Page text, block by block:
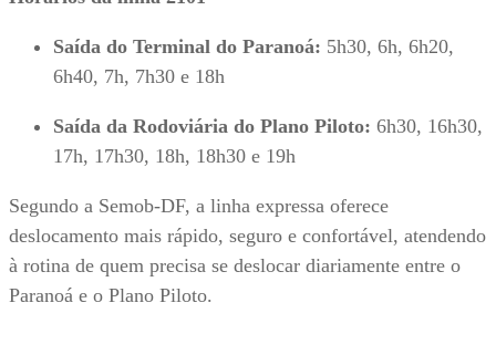
Saída do Terminal do Paranoá: 5h30, 6h, 6h20,
6h40, 7h, 7h30 e 18h
Saída da Rodoviária do Plano Piloto: 6h30, 16h30,
17h, 17h30, 18h, 18h30 e 19h
Segundo a Semob-DF, a linha expressa oferece
deslocamento mais rápido, seguro e confortável, atendendo
à rotina de quem precisa se deslocar diariamente entre o
Paranoá e o Plano Piloto.